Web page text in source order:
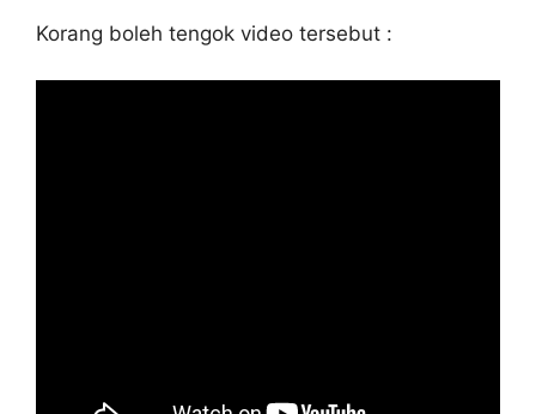
Korang boleh tengok video tersebut :